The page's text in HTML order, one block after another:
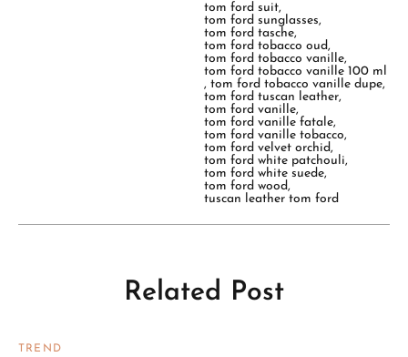
tom ford suit,
tom ford sunglasses,
tom ford tasche,
tom ford tobacco oud,
tom ford tobacco vanille,
tom ford tobacco vanille 100 ml
,tom ford tobacco vanille dupe,
tom ford tuscan leather,
tom ford vanille,
tom ford vanille fatale,
tom ford vanille tobacco,
tom ford velvet orchid,
tom ford white patchouli,
tom ford white suede,
tom ford wood,
tuscan leather tom ford
Related Post
TREND